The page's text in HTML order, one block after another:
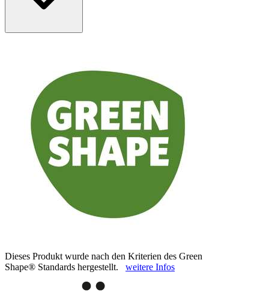
Dieses Produkt wurde nach den Kriterien des Green
Shape® Standards hergestellt. weitere Infos